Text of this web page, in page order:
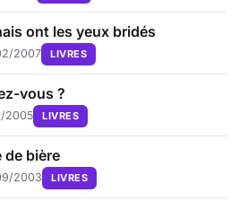
ont les yeux bridés
2007 LIVRES
vous ?
2005 LIVRES
de bière
2003 LIVRES